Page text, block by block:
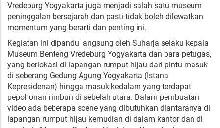
Vredeburg Yogyakarta juga menjadi salah satu museum
peninggalan bersejarah dan pasti tidak boleh dilewatkan
momentum yang berarti dan penting ini.
Kegiatan ini dipandu langsung oleh Suharja selaku kepala
Museum Benteng Vredeburg Yogyakarta dan para petugas,
yang berlokasi di lapangan rumput hijau dari pintu masuk
di seberang Gedung Agung Yogyakarta (Istana
Kepresidenan) hingga masuk kedalam yang terdapat
pepohonan rimbun di sebelah utara. Dalam pembuatan
video ada beberapa scene yang dibutuhkan diantaranya di
lapangan rumput hijau kemudian di dalam kantor dan di